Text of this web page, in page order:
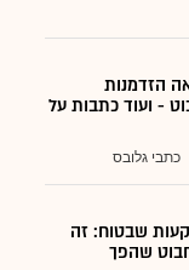
הזדמנות
- ועוד כתבות על
כתבי גלובס
שבטוח: זה
שהפך